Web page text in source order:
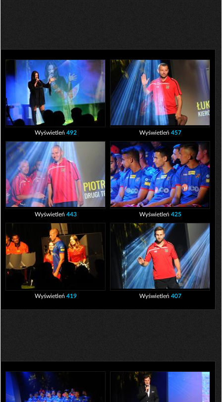
Wyświetleń 492 Wyświetleń 457
Wyświetleń 443 Wyświetleń 425
Wyświetleń 419 Wyświetleń 407